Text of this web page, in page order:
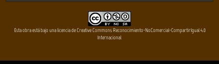
Esta obra está bajo una licencia de Creative Commons Reconocimiento-NoComercial-CompartirIgual 4.0
Internacional